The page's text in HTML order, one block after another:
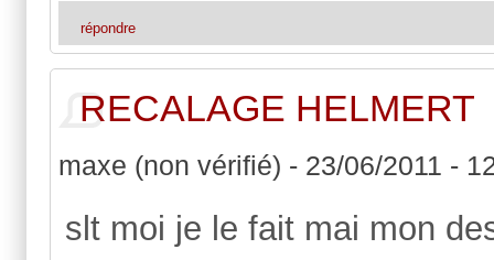
répondre
RECALAGE HELMERT
maxe (non vérifié) - 23/06/2011 -
slt moi je le fait mai mon